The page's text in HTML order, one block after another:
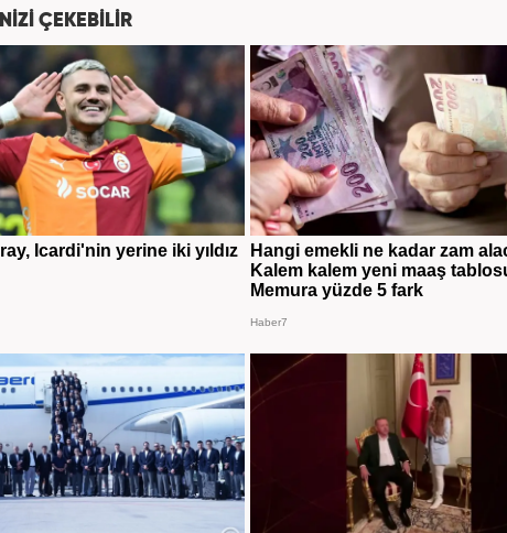
ÇEKEBİLİR
Icardi'nin yerine iki yıldız
Hangi emekli ne kadar zam
Kalem kalem yeni maaş
Memura yüzde 5 fark
Haber7